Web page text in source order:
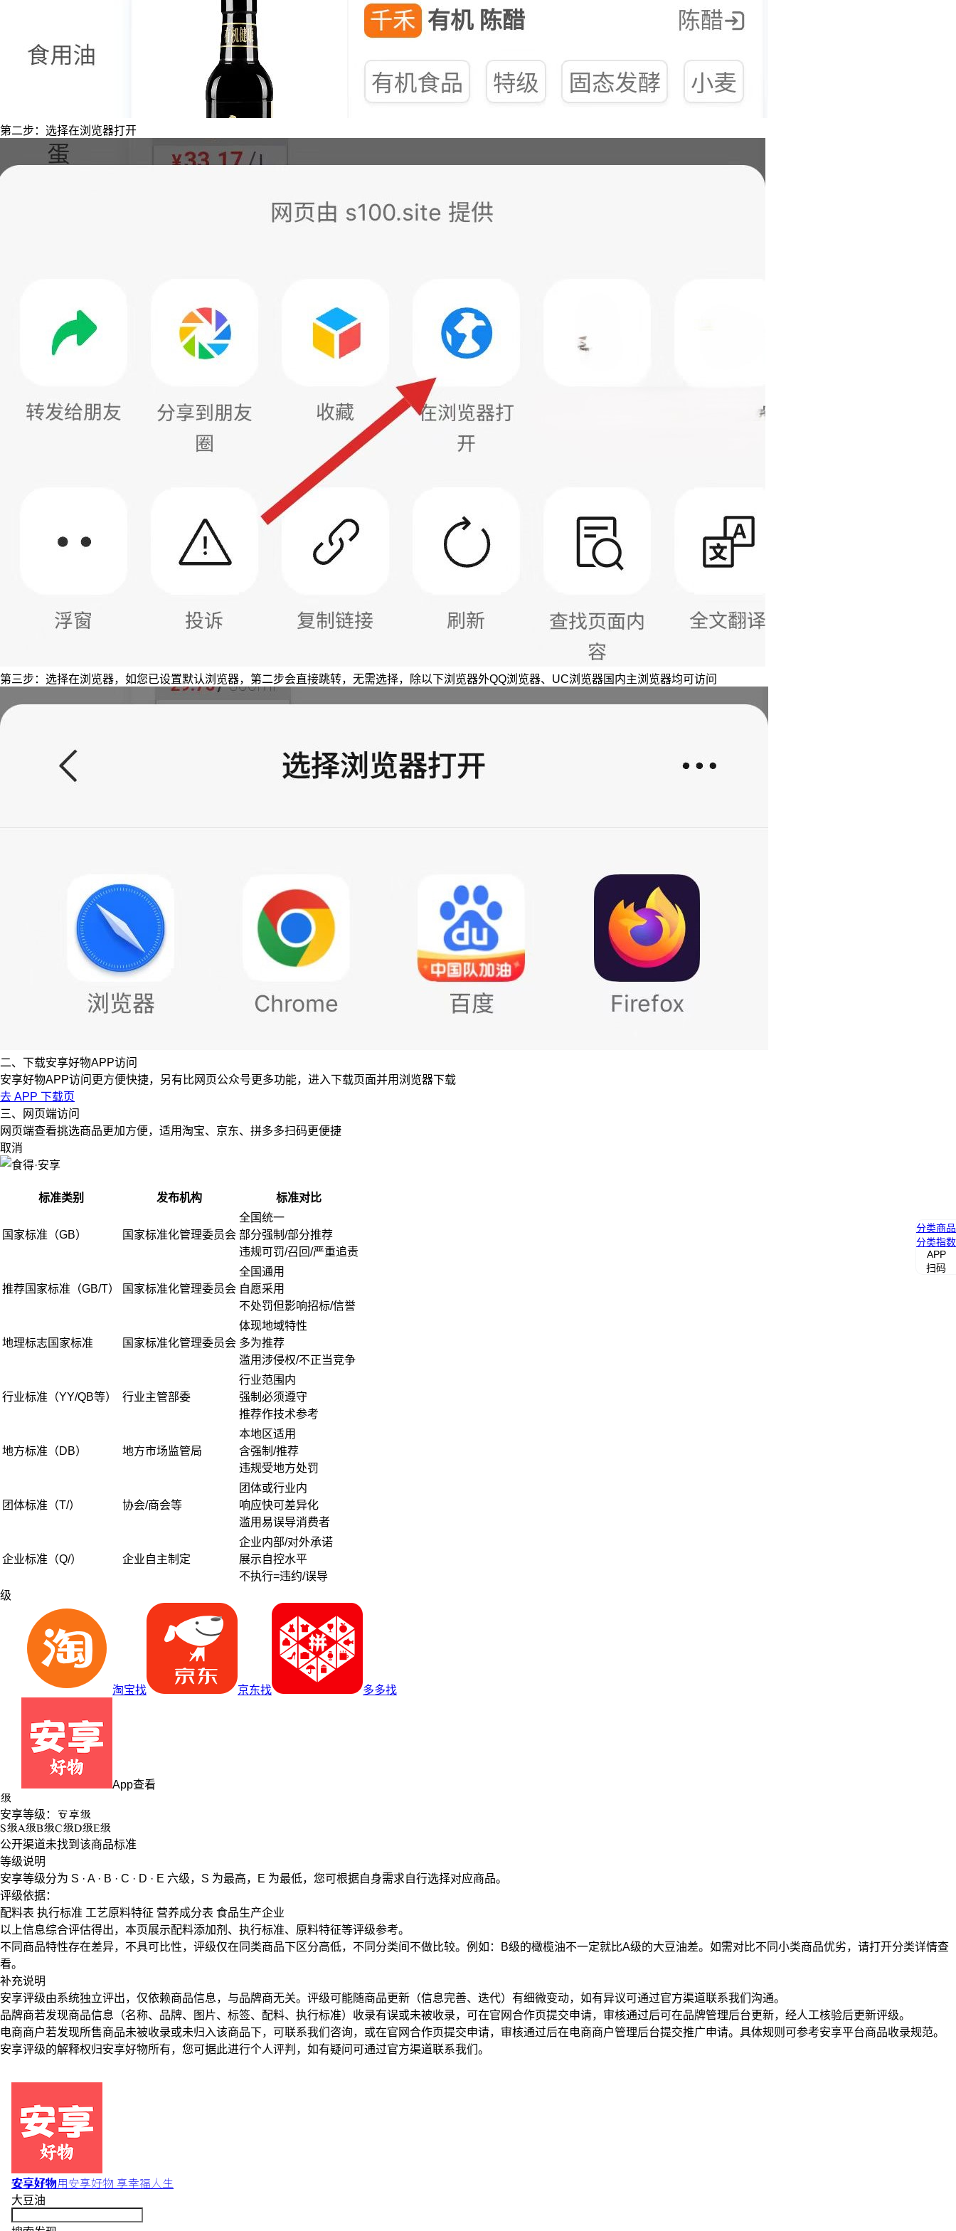
第二步：选择在浏览器打开
第三步：选择在浏览器，如您已设置默认浏览器，第二步会直接跳转，无需选择，除以下浏览器外QQ浏览器、UC浏览器国内主浏览器均可访问
二、下载安享好物APP访问
安享好物APP访问更方便快捷，另有比网页公众号更多功能，进入下载页面并用浏览器下载
去 APP 下载页
三、网页端访问
网页端查看挑选商品更加方便，适用淘宝、京东、拼多多扫码更便捷
取消
标准类别 发布机构 标准对比
国家标准（GB） 国家标准化管理委员会
全国统一
部分强制/部分推荐
违规可罚/召回/严重追责
推荐国家标准（GB/T） 国家标准化管理委员会
全国通用
自愿采用
不处罚但影响招标/信誉
地理标志国家标准 国家标准化管理委员会
体现地域特性
多为推荐
滥用涉侵权/不正当竞争
行业标准（YY/QB等） 行业主管部委
行业范围内
强制必须遵守
推荐作技术参考
地方标准（DB） 地方市场监管局
本地区适用
含强制/推荐
违规受地方处罚
团体标准（T/） 协会/商会等
团体或行业内
响应快可差异化
滥用易误导消费者
企业标准（Q/） 企业自主制定
企业内部/对外承诺
展示自控水平
不执行=违约/误导
级
淘宝找 京东找 多多找
App查看
级
安享等级： 安享级
S级A级B级C级D级E级
公开渠道未找到该商品标准
等级说明
安享等级分为 S · A · B · C · D · E 六级， S 为最高， E 为最低，您可根据自身需求自行选择对应商品。
评级依据：
配料表 执行标准 工艺原料特征 营养成分表 食品生产企业
以上信息综合评估得出，本页展示配料添加剂 、 执行标准、 原料特征等评级参考。
不同商品特性存在差异，不具可比性，评级仅在 同类商品下区分高低，不同分类间不做比较。例如：B级的橄榄油不一定就比A级的大豆油差。如需对比不同小类商品优劣，请打开分类详情查
看。
补充说明
安享评级由系统独立评出，仅依赖商品信息， 与品牌商无关。评级可能随商品更新（信息完善、迭代）有细微变动，如有异议可通过官方渠道联系我们沟通。
品牌商若发现商品信息（名称、品牌、图片、标签、配料、执行标准）收录有误或未被收录，可在官网合作页提交申请，审核通过后可在品牌管理后台更新，经人工核验后更新评级。
电商商户若发现所售商品未被收录或未归入该商品下，可联系我们咨询，或在官网合作页提交申请，审核通过后在电商商户管理后台提交推广申请。具体规则可参考安享平台商品收录规范。
安享评级的解释权归安享好物所有，您可据此进行个人评判，如有疑问可通过官方渠道联系我们。
安享好物用安享好物 享幸福人生
大豆油
分类商品
分类指数
APP
扫码